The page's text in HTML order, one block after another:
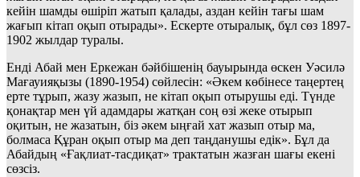
кейін шамды өшіріп жатып қалады, аздан кейін тағы шам
жағып кітап оқып отырады». Ескерте отыралық, бұл сөз 1897-
1902 жылдар туралы.
Енді Абай мен Еркежан бәйбішенің бауырында өскен Уәсилә
Мағауияқызы (1890-1954) сөйлесін: «Әкем көбінесе таңертең
ерте тұрып, жазу жазып, не кітап оқып отырушы еді. Түнде
қонақтар мен үй адамдары жатқан соң өзі жеке отырып
оқитын, не жазатын, біз әкем ыңғай хат жазып отыр ма,
болмаса Құран оқып отыр ма деп таңданушы едік». Бұл да
Абайдың «Ғақлиат-тасдиқат» трактатын жазған шағы екені
сөзсіз.